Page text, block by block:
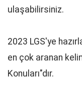
ulaşabilirsiniz.
2023 LGS'ye
en çok aranan
Konuları"dır.